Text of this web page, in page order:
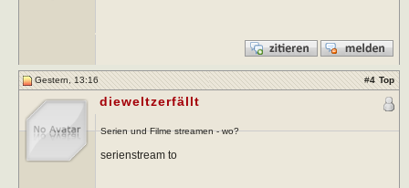
Gestern, 13:16 #4 Top
dieweltzerfällt
Serien und Filme streamen - wo?
serienstream to